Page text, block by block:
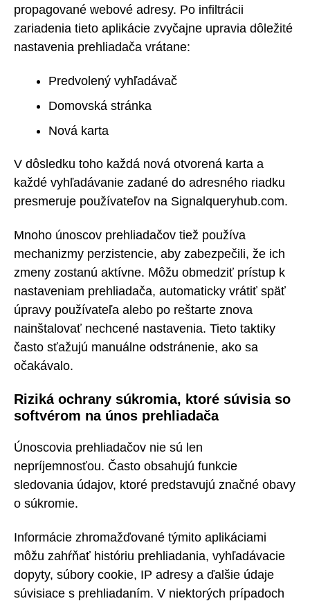
propagované webové adresy. Po infiltrácii
zariadenia tieto aplikácie zvyčajne upravia dôležité
nastavenia prehliadača vrátane:
Predvolený vyhľadávač
Domovská stránka
Nová karta
V dôsledku toho každá nová otvorená karta a
každé vyhľadávanie zadané do adresného riadku
presmeruje používateľov na Signalqueryhub.com.
Mnoho únoscov prehliadačov tiež používa
mechanizmy perzistencie, aby zabezpečili, že ich
zmeny zostanú aktívne. Môžu obmedziť prístup k
nastaveniam prehliadača, automaticky vrátiť späť
úpravy používateľa alebo po reštarte znova
nainštalovať nechcené nastavenia. Tieto taktiky
často sťažujú manuálne odstránenie, ako sa
očakávalo.
Riziká ochrany súkromia, ktoré súvisia so
softvérom na únos prehliadača
Únoscovia prehliadačov nie sú len
nepríjemnosťou. Často obsahujú funkcie
sledovania údajov, ktoré predstavujú značné obavy
o súkromie.
Informácie zhromažďované týmito aplikáciami
môžu zahŕňať históriu prehliadania, vyhľadávacie
dopyty, súbory cookie, IP adresy a ďalšie údaje
súvisiace s prehliadaním. V niektorých prípadoch